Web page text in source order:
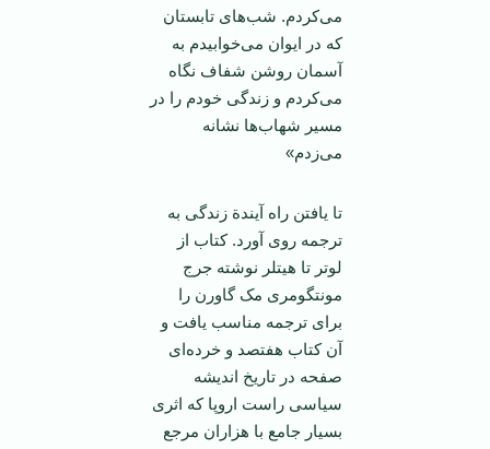
می‌کردم. شب‌های تابستان
که در ایوان می‌خوابیدم به
آسمان روشن شفاف نگاه
می‌کردم و زندگی خودم را در
مسیر شهاب‌ها نشانه
می‌زدم»
تا یافتن راه آیندة زندگی به
ترجمه روی آورد. کتاب از
لو‌تر تا هیتلر نوشته جرج
مونتگومری مک گاورن را
برای ترجمه مناسب یافت و
آن کتاب هفتصد و خرده‌ای
صفحه در تاریخ اندیشه
سیاسی راست اروپا که اثری
بسیار جامع با هزاران مرجع